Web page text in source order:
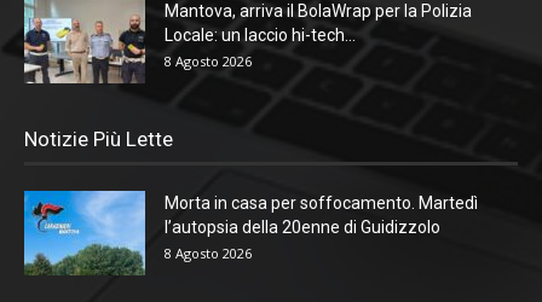
Mantova, arriva il BolaWrap per la Polizia
Locale: un laccio hi-tech...
8 Agosto 2026
Notizie Più Lette
Morta in casa per soffocamento. Martedì
l’autopsia della 20enne di Guidizzolo
8 Agosto 2026